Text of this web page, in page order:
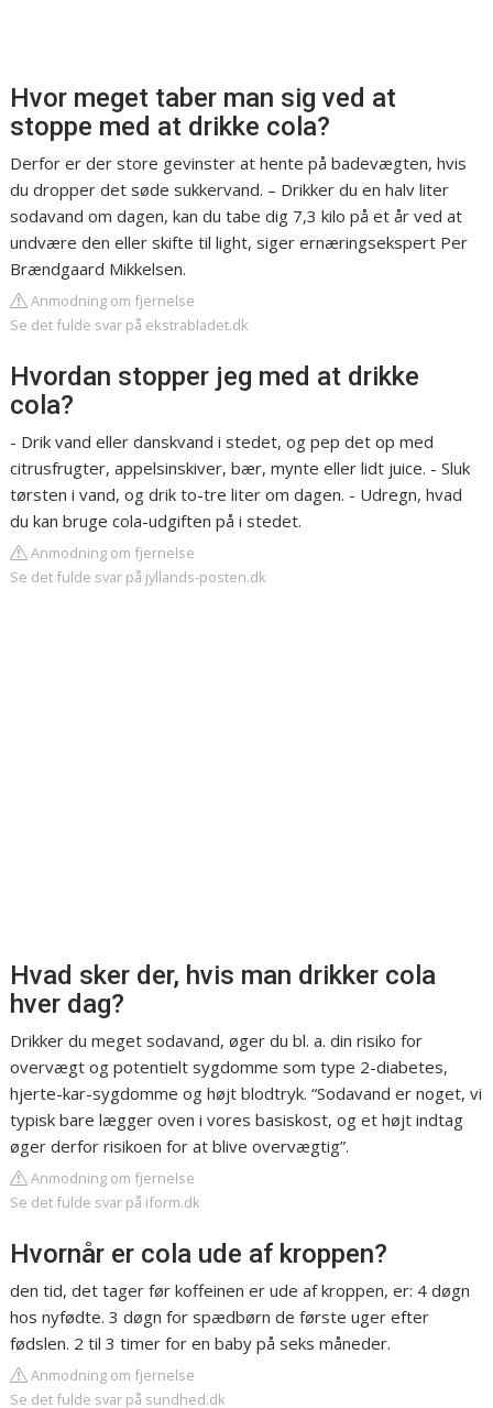
Hvor meget taber man sig ved at
stoppe med at drikke cola?
Derfor er der store gevinster at hente på badevægten, hvis
du dropper det søde sukkervand. – Drikker du en halv liter
sodavand om dagen, kan du tabe dig 7,3 kilo på et år ved at
undvære den eller skifte til light, siger ernæringsekspert Per
Brændgaard Mikkelsen.
Anmodning om fjernelse
Se det fulde svar på ekstrabladet.dk
Hvordan stopper jeg med at drikke
cola?
- Drik vand eller danskvand i stedet, og pep det op med
citrusfrugter, appelsinskiver, bær, mynte eller lidt juice. - Sluk
tørsten i vand, og drik to-tre liter om dagen. - Udregn, hvad
du kan bruge cola-udgiften på i stedet.
Anmodning om fjernelse
Se det fulde svar på jyllands-posten.dk
Hvad sker der, hvis man drikker cola
hver dag?
Drikker du meget sodavand, øger du bl. a. din risiko for
overvægt og potentielt sygdomme som type 2-diabetes,
hjerte-kar-sygdomme og højt blodtryk. “Sodavand er noget, vi
typisk bare lægger oven i vores basiskost, og et højt indtag
øger derfor risikoen for at blive overvægtig”.
Anmodning om fjernelse
Se det fulde svar på iform.dk
Hvornår er cola ude af kroppen?
den tid, det tager før koffeinen er ude af kroppen, er: 4 døgn
hos nyfødte. 3 døgn for spædbørn de første uger efter
fødslen. 2 til 3 timer for en baby på seks måneder.
Anmodning om fjernelse
Se det fulde svar på sundhed.dk